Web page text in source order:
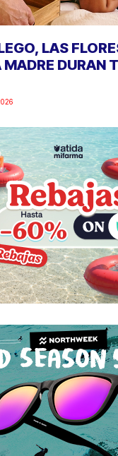
LAS
MADRE DURAN